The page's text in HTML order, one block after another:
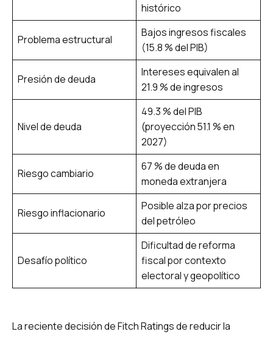
histórico
Problema estructural
Bajos ingresos fiscales
(15.8 % del PIB)
Presión de deuda
Intereses equivalen al
21.9 % de ingresos
Nivel de deuda
49.3 % del PIB
(proyección 51.1 % en
2027)
Riesgo cambiario
67 % de deuda en
moneda extranjera
Riesgo inflacionario
Posible alza por precios
del petróleo
Desafío político
Dificultad de reforma
fiscal por contexto
electoral y geopolítico
La reciente decisión de Fitch Ratings de reducir la